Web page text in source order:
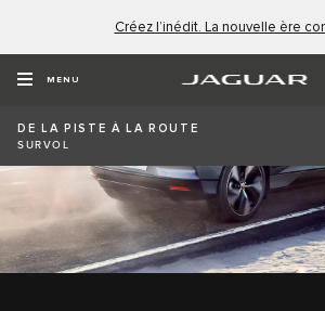
Créez l’inédit. La nouvelle ère
MENU
DE LA PISTE À LA ROUTE
SURVOL